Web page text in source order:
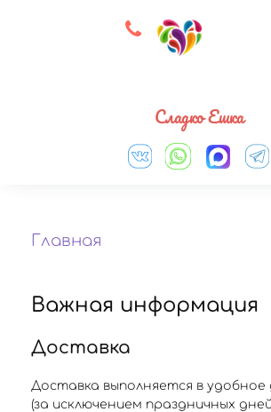
8 927 083 33
Сладко Ешка
Главная
Важная информация
Доставка
Доставка выполняется в удобное
(за исключением праздничных